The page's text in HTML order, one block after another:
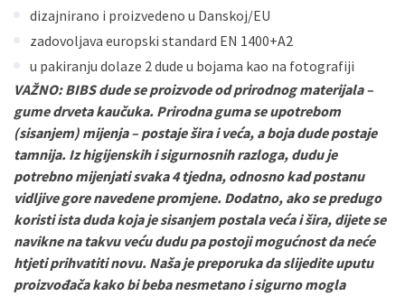
dizajnirano i proizvedeno u Danskoj/EU
zadovoljava europski standard EN 1400+A2
u pakiranju dolaze 2 dude u bojama kao na fotografiji
VAŽNO: BIBS dude se proizvode od prirodnog materijala –
gume drveta kaučuka. Prirodna guma se upotrebom
(sisanjem) mijenja – postaje šira i veća, a boja dude postaje
tamnija. Iz higijenskih i sigurnosnih razloga, dudu je
potrebno mijenjati svaka 4 tjedna, odnosno kad postanu
vidljive gore navedene promjene. Dodatno, ako se predugo
koristi ista duda koja je sisanjem postala veća i šira, dijete se
navikne na takvu veću dudu pa postoji mogućnost da neće
htjeti prihvatiti novu. Naša je preporuka da slijedite uputu
proizvođača kako bi beba nesmetano i sigurno mogla